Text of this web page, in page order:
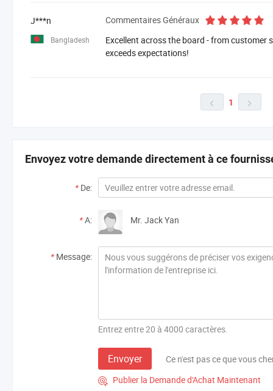
J***n
Bangladesh
Commentaires Généraux
Excellent across the board - from customer
exceeds expectations!
 1 
Envoyez votre demande directement à ce
* De:
*A: Mr. Jack Yan
* Message:
Entrez entre 20 à 4000 caractères.
Envoyer Ce n'est pas ce que vous
 Publier la Demande d'Achat Maintenant